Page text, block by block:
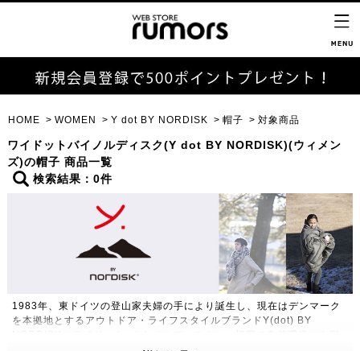
HOME WOMEN Y dot BY NORDISK 帽子 対象商品
ワイドットバイノルディスク(Y dot BY NORDISK)(ウィメン
ズ)の帽子 商品一覧
検索結果：0件
1983年、東ドイツの登山家夫婦の手により誕生し、現在はデンマーク
を本拠地とするアウトドア・ライフスタイルブランドY(dot) BY